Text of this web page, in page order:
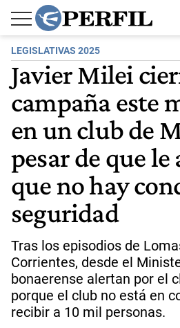
LEGISLATIVAS 2025
Javier Milei
campaña este
en un club de
pesar de que
que no hay
seguridad
Tras los episodios de
Corrientes, desde el
bonaerense alertan por el
porque el club no está en
recibir a 10 mil personas.